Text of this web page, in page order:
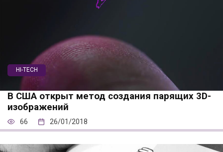
HI-TECH
В США открыт метод создания парящих 3D-
изображений
66 26/01/2018